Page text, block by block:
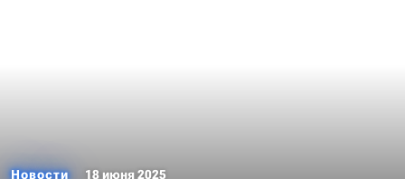
Новости 18 июня 2025